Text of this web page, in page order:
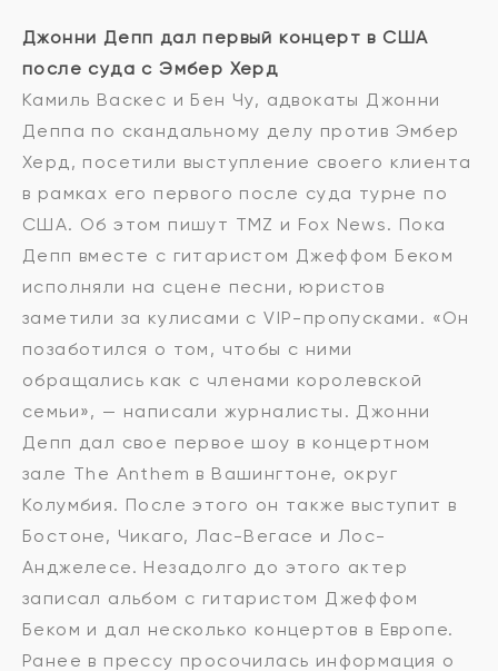
Джонни Депп дал первый концерт в США
после суда с Эмбер Херд
Камиль Васкес и Бен Чу, адвокаты Джонни
Деппа по скандальному делу против Эмбер
Херд, посетили выступление своего клиента
в рамках его первого после суда турне по
США. Об этом пишут TMZ и Fox News. Пока
Депп вместе с гитаристом Джеффом Беком
исполняли на сцене песни, юристов
заметили за кулисами с VIP-пропусками. «Он
позаботился о том, чтобы с ними
обращались как с членами королевской
семьи», — написали журналисты. Джонни
Депп дал свое первое шоу в концертном
зале The Anthem в Вашингтоне, округ
Колумбия. После этого он также выступит в
Бостоне, Чикаго, Лас-Вегасе и Лос-
Анджелесе. Незадолго до этого актер
записал альбом с гитаристом Джеффом
Беком и дал несколько концертов в Европе.
Ранее в прессу просочилась информация о